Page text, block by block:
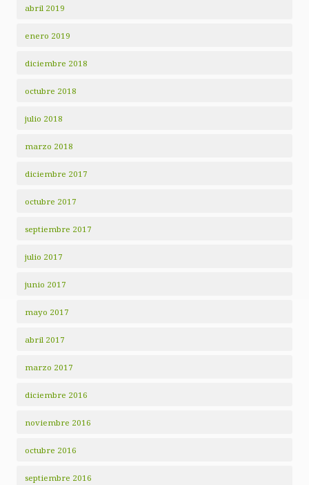
abril 2019
enero 2019
diciembre 2018
octubre 2018
julio 2018
marzo 2018
diciembre 2017
octubre 2017
septiembre 2017
julio 2017
junio 2017
mayo 2017
abril 2017
marzo 2017
diciembre 2016
noviembre 2016
octubre 2016
septiembre 2016